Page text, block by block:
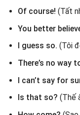
Of course! (Tất
You better
I guess so. (Tôi
There’s no way
I can’t say for
Is that so? (Thế